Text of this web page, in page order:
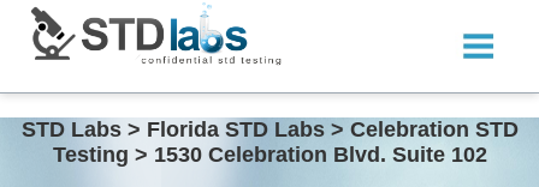
STD Labs > Florida STD Labs > Celebration STD
Testing > 1530 Celebration Blvd. Suite 102